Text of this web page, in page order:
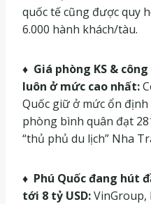
quốc tế cũng được quy
6.000 hành khách/tàu.
♦ Giá phòng KS &
luôn ở mức cao nhất:
Quốc giữ ở mức ổn định
phòng bình quân đạt
“thủ phủ du lịch” Nha
♦ Phú Quốc đang hút
tới 8 tỷ USD:VinGroup,